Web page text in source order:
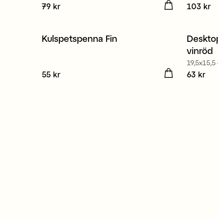
Pris:
79 kr Pris :
103 kr
Nyhet
Kulspetspenna Fin
Pris:
55 kr
vinröd
19,5x15,5
Pris:
63 kr